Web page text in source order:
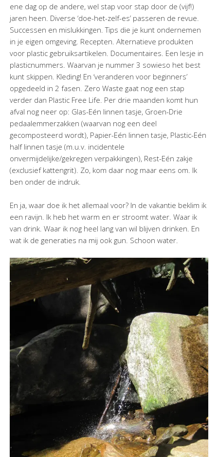
ene dag op de andere, wel stap voor stap door de (vijf!)
jaren heen. Diverse ‘doe-het-zelf-es’ passeren de revue.
Successen en mislukkingen. Tips die je kunt ondernemen
in je eigen omgeving. Recepten. Alternatieve produkten
voor plastic gebruiksartikelen. Documentaires. Een lesje in
plasticnummers. Waarvan je nummer 3 sowieso het best
kunt skippen. Kleding! En ‘veranderen voor beginners’
opgedeeld in 2 fasen. Zero Waste gaat nog een stap
verder dan Plastic Free Life. Per drie maanden komt hun
afval nog neer op: Glas-Eén linnen tasje, Groen-Drie
pedaalemmerzakken (waarvan nog een deel
gecomposteerd wordt), Papier-Eén linnen tasje, Plastic-Eén
half linnen tasje (m.u.v. incidentele
onvermijdelijke/gekregen verpakkingen), Rest-Eén zakje
(exclusief kattengrit). Zo, kom daar nog maar eens om. Ik
ben onder de indruk.
En ja, waar doe ik het allemaal voor? In de vakantie beklim ik
een ravijn. Ik heb het warm en er stroomt water. Waar ik
van drink. Waar ik nog heel lang van wil blijven drinken. En
wat ik de generaties na mij ook gun. Schoon water.